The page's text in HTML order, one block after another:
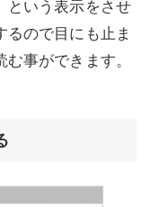
という表示をさせ
るので目にも止ま
事ができます。